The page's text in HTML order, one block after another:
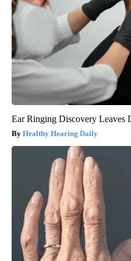
Ear Ringing Discovery Leaves
Healthy Hearing Daily